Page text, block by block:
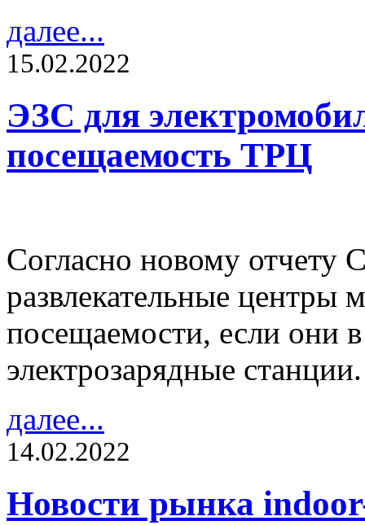
далее...
15.02.2022
ЭЗС для
посещаемость ТРЦ
Согласно новому отчету
развлекательные центры
посещаемости, если они
электрозарядные станции.
далее...
14.02.2022
Новости рынка